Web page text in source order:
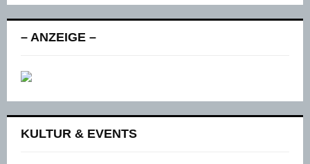
– ANZEIGE –
KULTUR & EVENTS